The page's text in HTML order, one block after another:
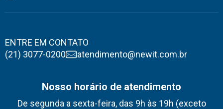
ENTRE EM CONTATO
(21) 3077-0200
atendimento@newit.com.br
Nosso horário de atendimento
De segunda a sexta-feira, das 9h às 19h (exceto